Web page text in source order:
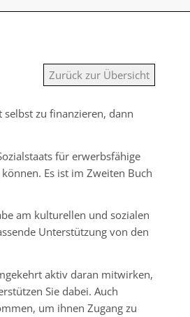
Zurück zur Übersicht
zu finanzieren, dann
für erwerbsfähige
Es ist im Zweiten Buch
am kulturellen und sozialen
Unterstützung von den
aktiv daran mitwirken,
Sie dabei. Auch
um ihnen Zugang zu